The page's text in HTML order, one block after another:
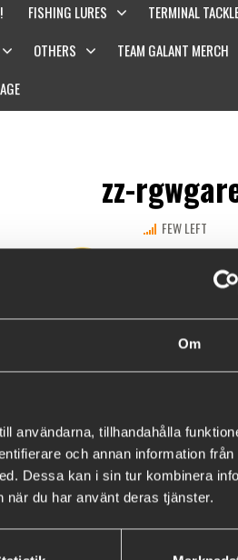
Om
användarna, tillhandahålla
och annan information från
Dessa kan i sin tur kombinera
du har använt deras tjänster.
FISHING LURES TERMINAL
OTHERS TEAM GALANT MERCH
zz-
FEW LEFT